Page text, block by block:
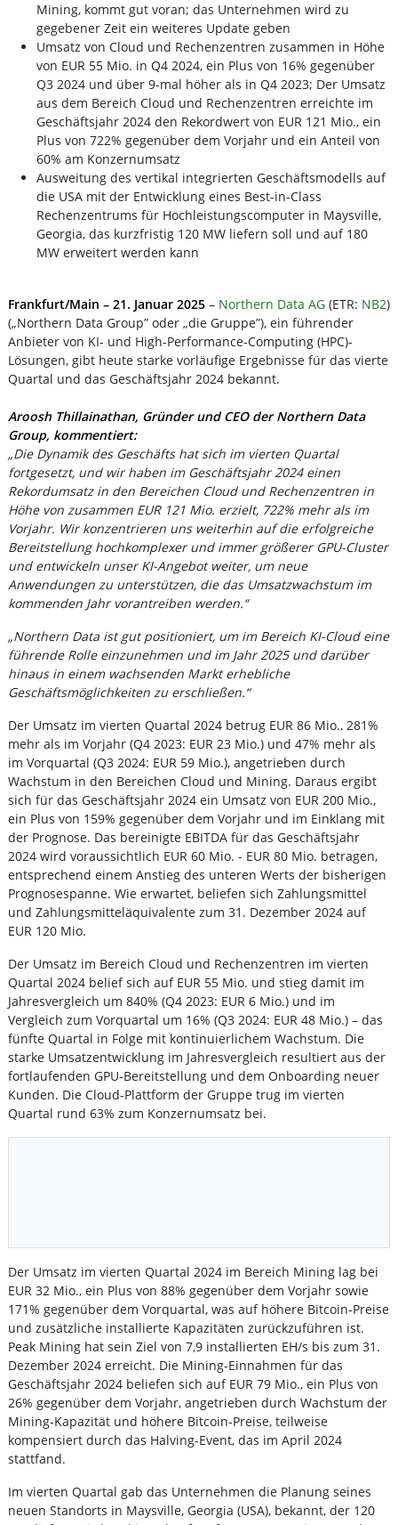
Mining, kommt gut voran; das Unternehmen wird zu
gegebener Zeit ein weiteres Update geben
Umsatz von Cloud und Rechenzentren zusammen in Höhe
von EUR 55 Mio. in Q4 2024, ein Plus von 16% gegenüber
Q3 2024 und über 9-mal höher als in Q4 2023; Der Umsatz
aus dem Bereich Cloud und Rechenzentren erreichte im
Geschäftsjahr 2024 den Rekordwert von EUR 121 Mio., ein
Plus von 722% gegenüber dem Vorjahr und ein Anteil von
60% am Konzernumsatz
Ausweitung des vertikal integrierten Geschäftsmodells auf
die USA mit der Entwicklung eines Best-in-Class
Rechenzentrums für Hochleistungscomputer in Maysville,
Georgia, das kurzfristig 120 MW liefern soll und auf 180
MW erweitert werden kann
Frankfurt/Main – 21. Januar 2025 – Northern Data AG (ETR: NB2)
(„Northern Data Group” oder „die Gruppe”), ein führender
Anbieter von KI- und High-Performance-Computing (HPC)-
Lösungen, gibt heute starke vorläufige Ergebnisse für das vierte
Quartal und das Geschäftsjahr 2024 bekannt.
Aroosh Thillainathan, Gründer und CEO der Northern Data
Group, kommentiert:
„Die Dynamik des Geschäfts hat sich im vierten Quartal
fortgesetzt, und wir haben im Geschäftsjahr 2024 einen
Rekordumsatz in den Bereichen Cloud und Rechenzentren in
Höhe von zusammen EUR 121 Mio. erzielt, 722% mehr als im
Vorjahr. Wir konzentrieren uns weiterhin auf die erfolgreiche
Bereitstellung hochkomplexer und immer größerer GPU-Cluster
und entwickeln unser KI-Angebot weiter, um neue
Anwendungen zu unterstützen, die das Umsatzwachstum im
kommenden Jahr vorantreiben werden.“
„Northern Data ist gut positioniert, um im Bereich KI-Cloud eine
führende Rolle einzunehmen und im Jahr 2025 und darüber
hinaus in einem wachsenden Markt erhebliche
Geschäftsmöglichkeiten zu erschließen.“
Der Umsatz im vierten Quartal 2024 betrug EUR 86 Mio., 281%
mehr als im Vorjahr (Q4 2023: EUR 23 Mio.) und 47% mehr als
im Vorquartal (Q3 2024: EUR 59 Mio.), angetrieben durch
Wachstum in den Bereichen Cloud und Mining. Daraus ergibt
sich für das Geschäftsjahr 2024 ein Umsatz von EUR 200 Mio.,
ein Plus von 159% gegenüber dem Vorjahr und im Einklang mit
der Prognose. Das bereinigte EBITDA für das Geschäftsjahr
2024 wird voraussichtlich EUR 60 Mio. - EUR 80 Mio. betragen,
entsprechend einem Anstieg des unteren Werts der bisherigen
Prognosespanne. Wie erwartet, beliefen sich Zahlungsmittel
und Zahlungsmitteläquivalente zum 31. Dezember 2024 auf
EUR 120 Mio.
Der Umsatz im Bereich Cloud und Rechenzentren im vierten
Quartal 2024 belief sich auf EUR 55 Mio. und stieg damit im
Jahresvergleich um 840% (Q4 2023: EUR 6 Mio.) und im
Vergleich zum Vorquartal um 16% (Q3 2024: EUR 48 Mio.) – das
fünfte Quartal in Folge mit kontinuierlichem Wachstum. Die
starke Umsatzentwicklung im Jahresvergleich resultiert aus der
fortlaufenden GPU-Bereitstellung und dem Onboarding neuer
Kunden. Die Cloud-Plattform der Gruppe trug im vierten
Quartal rund 63% zum Konzernumsatz bei.
Der Umsatz im vierten Quartal 2024 im Bereich Mining lag bei
EUR 32 Mio., ein Plus von 88% gegenüber dem Vorjahr sowie
171% gegenüber dem Vorquartal, was auf höhere Bitcoin-Preise
und zusätzliche installierte Kapazitäten zurückzuführen ist.
Peak Mining hat sein Ziel von 7,9 installierten EH/s bis zum 31.
Dezember 2024 erreicht. Die Mining-Einnahmen für das
Geschäftsjahr 2024 beliefen sich auf EUR 79 Mio., ein Plus von
26% gegenüber dem Vorjahr, angetrieben durch Wachstum der
Mining-Kapazität und höhere Bitcoin-Preise, teilweise
kompensiert durch das Halving-Event, das im April 2024
stattfand.
Im vierten Quartal gab das Unternehmen die Planung seines
neuen Standorts in Maysville, Georgia (USA), bekannt, der 120